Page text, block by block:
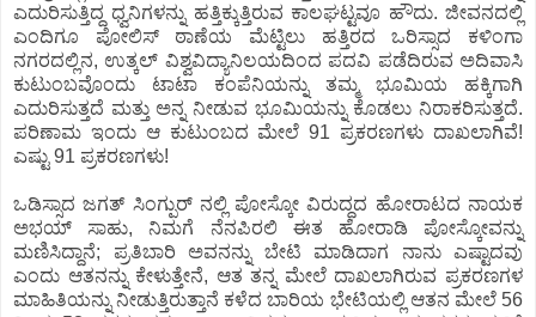
ಎದುರಿಸುತ್ತಿದ್ದ ಧ್ವನಿಗಳನ್ನು ಹತ್ತಿಕ್ಕುತ್ತಿರುವ ಕಾಲಘಟ್ಟವೂ ಹೌದು. ಜೀವನದಲ್ಲಿ
ಎಂದಿಗೂ ಪೋಲಿಸ್ ಠಾಣೆಯ ಮೆಟ್ಟಿಲು ಹತ್ತಿರದ ಒರಿಸ್ಸಾದ ಕಳಿಂಗಾ
ನಗರದಲ್ಲಿನ, ಉತ್ಕಲ್ ವಿಶ್ವವಿದ್ಯಾನಿಲಯದಿಂದ ಪದವಿ ಪಡೆದಿರುವ ಅದಿವಾಸಿ
ಕುಟುಂಬವೊಂದು ಟಾಟಾ ಕಂಪೆನಿಯನ್ನು ತಮ್ಮ ಭೂಮಿಯ ಹಕ್ಕಿಗಾಗಿ
ಎದುರಿಸುತ್ತದೆ ಮತ್ತು ಅನ್ನ ನೀಡುವ ಭೂಮಿಯನ್ನು ಕೊಡಲು ನಿರಾಕರಿಸುತ್ತದೆ.
ಪರಿಣಾಮ ಇಂದು ಆ ಕುಟುಂಬದ ಮೇಲೆ 91 ಪ್ರಕರಣಗಳು ದಾಖಲಾಗಿವೆ!
ಎಷ್ಟು 91 ಪ್ರಕರಣಗಳು!
ಒಡಿಸ್ಸಾದ ಜಗತ್ ಸಿಂಗ್ಪುರ್ ನಲ್ಲಿ ಪೋಸ್ಕೋ ವಿರುದ್ಧದ ಹೋರಾಟದ ನಾಯಕ
ಅಭಯ್ ಸಾಹು, ನಿಮಗೆ ನೆನಪಿರಲಿ ಈತ ಹೋರಾಡಿ ಪೋಸ್ಕೋವನ್ನು
ಮಣಿಸಿದ್ದಾನೆ; ಪ್ರತಿಬಾರಿ ಅವನನ್ನು ಬೇಟಿ ಮಾಡಿದಾಗ ನಾನು ಎಷ್ಟಾದವು
ಎಂದು ಆತನನ್ನು ಕೇಳುತ್ತೇನೆ, ಆತ ತನ್ನ ಮೇಲೆ ದಾಖಲಾಗಿರುವ ಪ್ರಕರಣಗಳ
ಮಾಹಿತಿಯನ್ನು ನೀಡುತ್ತಿರುತ್ತಾನೆ ಕಳೆದ ಬಾರಿಯ ಭೇಟಿಯಲ್ಲಿ ಆತನ ಮೇಲೆ 56